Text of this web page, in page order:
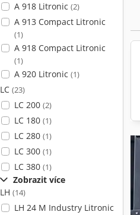
A 918 Litronic (2)
A 913 Compact Litronic
(1)
A 918 Compact Litronic
(1)
A 920 Litronic (1)
LC (23)
LC 200 (2)
LC 180 (1)
LC 280 (1)
LC 300 (1)
LC 380 (1)
Zobrazit více
LH (14)
LH 24 M Industry Litronic